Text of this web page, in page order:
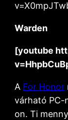
Warden
[youtube
A For Honor
várható PC-
on. Ti